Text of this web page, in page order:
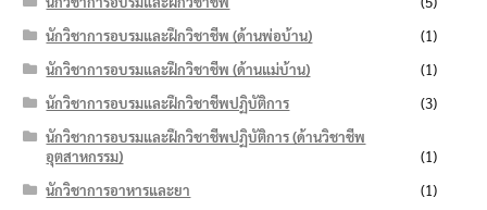
นักวิชาการอบรมและฝึกวิชาชีพ (ด้านพ่อบ้าน)
(1)
นักวิชาการอบรมและฝึกวิชาชีพ (ด้านแม่บ้าน)
(1)
นักวิชาการอบรมและฝึกวิชาชีพปฏิบัติการ
(3)
นักวิชาการอบรมและฝึกวิชาชีพปฏิบัติการ (ด้านวิชาชีพ
อุตสาหกรรม)
(1)
นักวิชาการอาหารและยา
(1)